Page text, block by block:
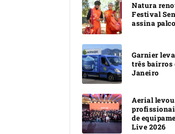
Natura
Festival
assina
Garnier
três bairros
Janeiro
Aerial
de
Live 2026